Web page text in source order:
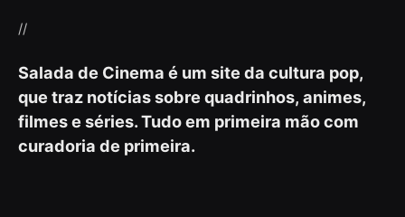
//
Salada de Cinema é um site da cultura pop,
que traz notícias sobre quadrinhos, animes,
filmes e séries. Tudo em primeira mão com
curadoria de primeira.